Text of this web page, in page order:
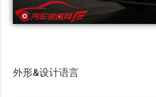
外形&设计语言